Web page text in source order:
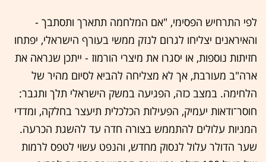
לפי התרחיש הפסימי, "אם המלחמה תתארך ותסתבך -
והאיראנים יצליחו לגרום לנזק ממשי בעורף הישראלי, יפתחו
חזיתות נוספות, או יסגרו את מיצרי הורמוז - ייתכן שנראה את
ארה"ב מעורבת, אך לא מצליחה להביא לסיום מהיר של
הלחימה. במצב כזה, הפגיעה במשק הישראלי תלך ותגבר:
חוסר־ודאות יעמיק, הפעילות הכלכלית תיעצר בחלקה, ומדדי
המניות עלולים להתממש בצורה חדה עד להשגת הכרעה.
שער הדולר עלול לנסוק מחדש, והנפט עשוי לטפס לרמות